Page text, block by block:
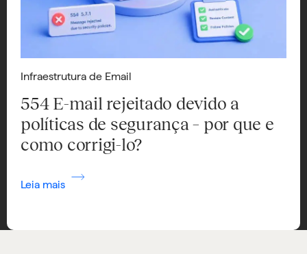
Infraestrutura de Email
554 E-mail rejeitado devido a
políticas de segurança – por que e
como corrigi-lo?
Leia mais